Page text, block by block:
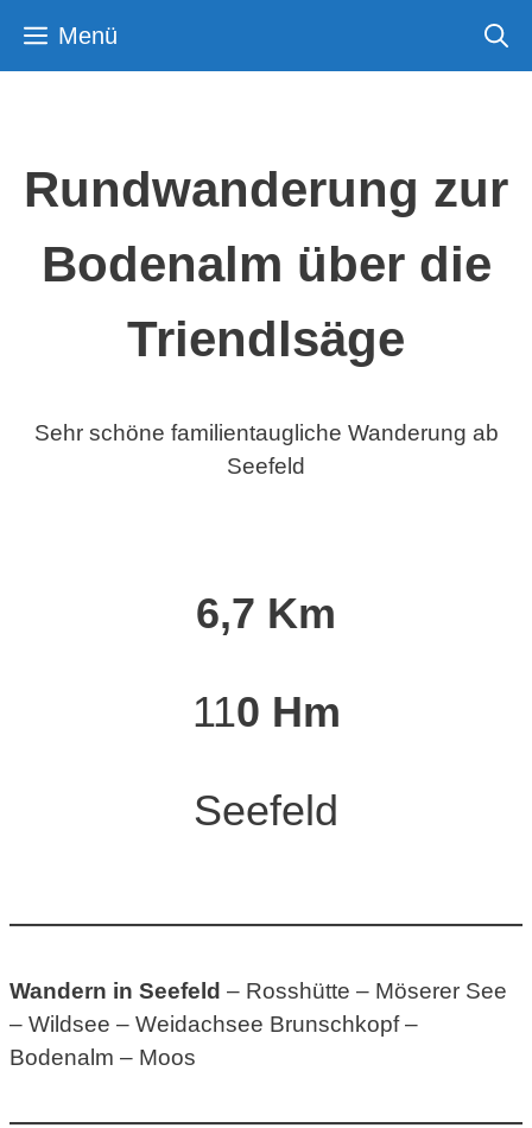
Inhalt Menü
Rundwanderung zur
Bodenalm über die
Triendlsäge
Sehr schöne familientaugliche Wanderung ab
Seefeld
6,7 Km
110 Hm
Seefeld
Wandern in Seefeld – Rosshütte – Möserer See
– Wildsee – Weidachsee Brunschkopf –
Bodenalm – Moos